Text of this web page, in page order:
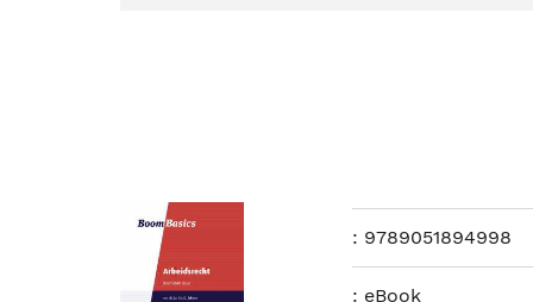
: 9789051894998
: eBook